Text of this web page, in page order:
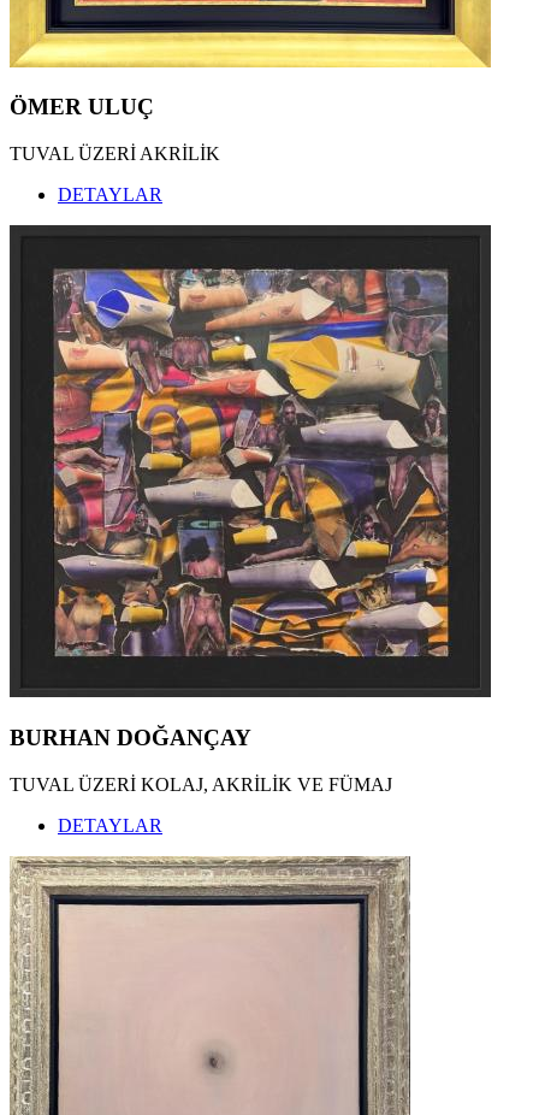
ÖMER ULUÇ
TUVAL ÜZERİ AKRİLİK
DETAYLAR
BURHAN DOĞANÇAY
TUVAL ÜZERİ KOLAJ, AKRİLİK VE FÜMAJ
DETAYLAR